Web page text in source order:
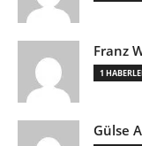
Franz
1
Gülse